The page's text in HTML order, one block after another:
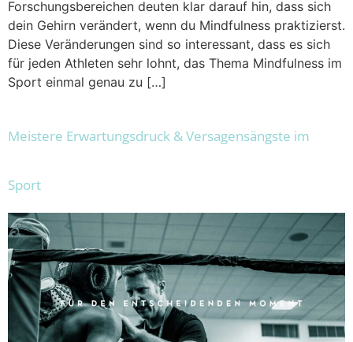
Forschungsbereichen deuten klar darauf hin, dass sich
dein Gehirn verändert, wenn du Mindfulness praktizierst.
Diese Veränderungen sind so interessant, dass es sich
für jeden Athleten sehr lohnt, das Thema Mindfulness im
Sport einmal genau zu […]
Meistere Erwartungsdruck & Versagensängste im
Sport